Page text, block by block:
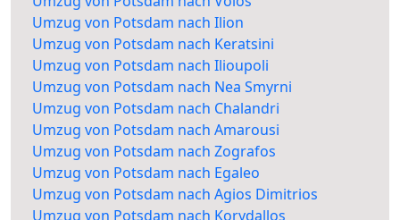
Umzug von Potsdam nach Ilion
Umzug von Potsdam nach Keratsini
Umzug von Potsdam nach Ilioupoli
Umzug von Potsdam nach Nea Smyrni
Umzug von Potsdam nach Chalandri
Umzug von Potsdam nach Amarousi
Umzug von Potsdam nach Zografos
Umzug von Potsdam nach Egaleo
Umzug von Potsdam nach Agios Dimitrios
Umzug von Potsdam nach Korydallos